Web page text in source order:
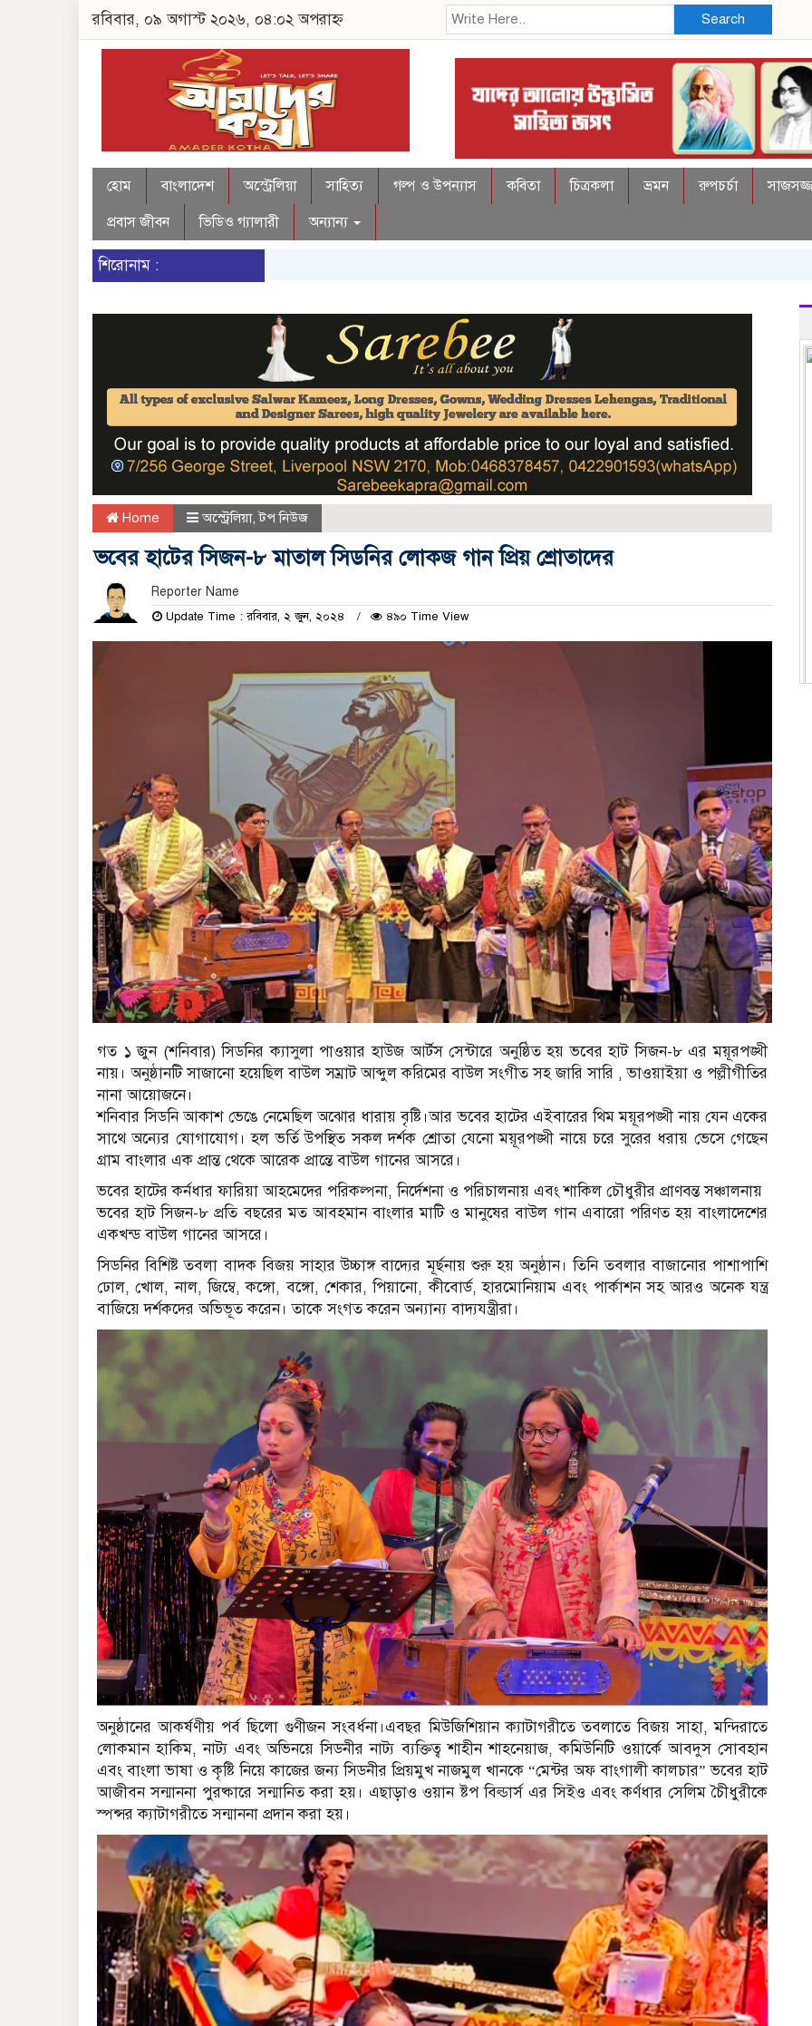
রবিবার, ০৯ অগাস্ট ২০২৬, ০৪:০২ অপরাহ্ন Search
হোম বাংলাদেশ অস্ট্রেলিয়া সাহিত্য গল্প ও উপন্যাস কবিতা চিত্রকলা ভ্রমন রুপচর্চা
প্রবাস জীবন
ভিডিও গ্যালারী অন্যান্য
শিরোনাম :
Home অস্ট্রেলিয়া,টপ নিউজ
ভবের হাটের সিজন-৮ মাতাল সিডনির লোকজ গান প্রিয় শ্রোতাদের
Reporter Name
Update Time : রবিবার, ২ জুন, ২০২৪ ৪৯০ Time View
গত ১ জুন (শনিবার) সিডনির ক্যাসুলা পাওয়ার হাউজ আর্টস সেন্টারে অনুষ্ঠিত হয় ভবের হাট সিজন-৮ এর ময়ূরপঙ্খী
নায়। অনুষ্ঠানটি সাজানো হয়েছিল বাউল সম্রাট আব্দুল করিমের বাউল সংগীত সহ জারি সারি , ভাওয়াইয়া ও পল্লীগীতির
নানা আয়োজনে।
শনিবার সিডনি আকাশ ভেঙে নেমেছিল অঝোর ধারায় বৃষ্টি।আর ভবের হাটের এইবারের থিম ময়ূরপঙ্খী নায় যেন একের
সাথে অন্যের যোগাযোগ। হল ভর্তি উপস্থিত সকল দর্শক শ্রোতা যেনো ময়ূরপঙ্খী নায়ে চরে সুরের ধরায় ভেসে গেছেন
গ্রাম বাংলার এক প্রান্ত থেকে আরেক প্রান্তে বাউল গানের আসরে।
ভবের হাটের কর্নধার ফারিয়া আহমেদের পরিকল্পনা, নির্দেশনা ও পরিচালনায় এবং শাকিল চৌধুরীর প্রাণবন্ত সঞ্চালনায়
ভবের হাট সিজন-৮ প্রতি বছরের মত আবহমান বাংলার মাটি ও মানুষের বাউল গান এবারো পরিণত হয় বাংলাদেশের
একখন্ড বাউল গানের আসরে।
সিডনির বিশিষ্ট তবলা বাদক বিজয় সাহার উচ্চাঙ্গ বাদ্যের মূর্ছনায় শুরু হয় অনুষ্ঠান। তিনি তবলার বাজানোর পাশাপাশি
ঢোল, খোল, নাল, জিম্বে, কঙ্গো, বঙ্গো, শেকার, পিয়ানো, কীবোর্ড, হারমোনিয়াম এবং পার্কাশন সহ আরও অনেক যন্ত্র
বাজিয়ে দর্শকদের অভিভূত করেন। তাকে সংগত করেন অন্যান্য বাদ্যযন্ত্রীরা।
অনুষ্ঠানের আকর্ষণীয় পর্ব ছিলো গুণীজন সংবর্ধনা।এবছর মিউজিশিয়ান ক্যাটাগরীতে তবলাতে বিজয় সাহা, মন্দিরাতে
লোকমান হাকিম, নাট্য এবং অভিনয়ে সিডনীর নাট্য ব্যক্তিত্ব শাহীন শাহনেয়াজ, কমিউনিটি ওয়ার্কে আবদুস সোবহান
এবং বাংলা ভাষা ও কৃষ্টি নিয়ে কাজের জন্য সিডনীর প্রিয়মুখ নাজমুল খানকে “মেন্টর অফ বাংগালী কালচার” ভবের হাট
আজীবন সন্মাননা পুরষ্কারে সন্মানিত করা হয়। এছাড়াও ওয়ান ষ্টপ বিল্ডার্স এর সিইও এবং কর্ণধার সেলিম চৈীধুরীকে
স্পন্সর ক্যাটাগরীতে সন্মাননা প্রদান করা হয়।